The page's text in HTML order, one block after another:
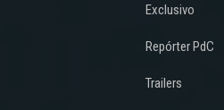
Exclusivo
Repórter PdC
Trailers